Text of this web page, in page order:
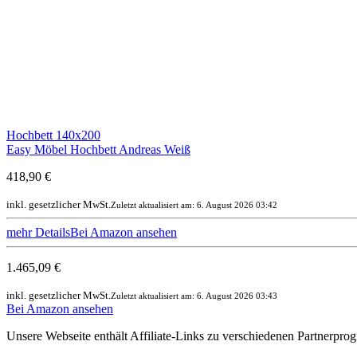
Hochbett 140x200
Easy Möbel Hochbett Andreas Weiß
418,90 €
inkl. gesetzlicher MwSt. Zuletzt aktualisiert am: 6. August 2026 03:42
mehr DetailsBei Amazon ansehen
1.465,09 €
inkl. gesetzlicher MwSt. Zuletzt aktualisiert am: 6. August 2026 03:43
Bei Amazon ansehen
Unsere Webseite enthält Affiliate-Links zu verschiedenen